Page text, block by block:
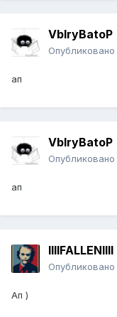
VbIryBatoP
Опубликовано
ап
VbIryBatoP
Опубликовано
ап
llllFALLENllll
Опубликовано
Ап )